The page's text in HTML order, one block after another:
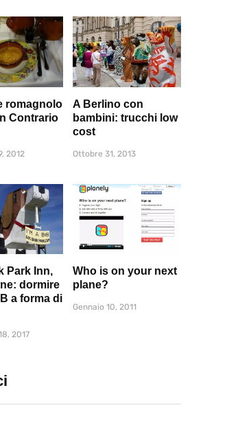
romagnolo
Contrario
2012
A Berlino con
bambini: trucchi low
cost
Ottobre 31, 2013
Park Inn,
dormire
a forma di
2017
Who is on your next
plane?
Gennaio 10, 2011